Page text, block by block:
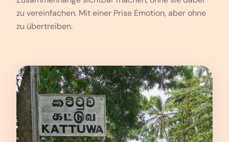
zu vereinfachen. Mit einer Prise Emotion, aber ohne
zu übertreiben.